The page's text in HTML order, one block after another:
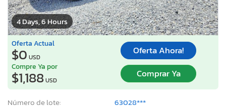
4 Days, 6 Hours
Oferta Actual
$0 USD
Oferta Ahora!
Compre Ya por
$1,188USD
Comprar Ya
Número de lote:
63028***